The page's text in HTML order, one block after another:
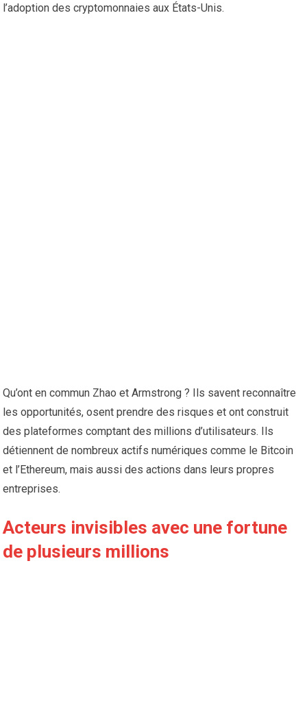
l’adoption des cryptomonnaies aux États-Unis.
Qu’ont en commun Zhao et Armstrong ? Ils savent reconnaître
les opportunités, osent prendre des risques et ont construit
des plateformes comptant des millions d’utilisateurs. Ils
détiennent de nombreux actifs numériques comme le Bitcoin
et l’Ethereum, mais aussi des actions dans leurs propres
entreprises.
Acteurs invisibles avec une fortune
de plusieurs millions